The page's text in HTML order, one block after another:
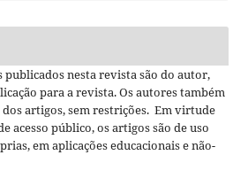
nesta revista são do autor,
para a revista. Os autores também
artigos, sem restrições. Em virtude
acesso público, os artigos são de uso
em aplicações educacionais e não-